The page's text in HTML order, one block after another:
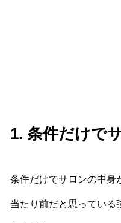
1. 条件だけで
条件だけでサロンの中身
当たり前だと思っている